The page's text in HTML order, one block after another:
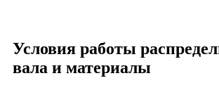
Условия работы
вала и материалы